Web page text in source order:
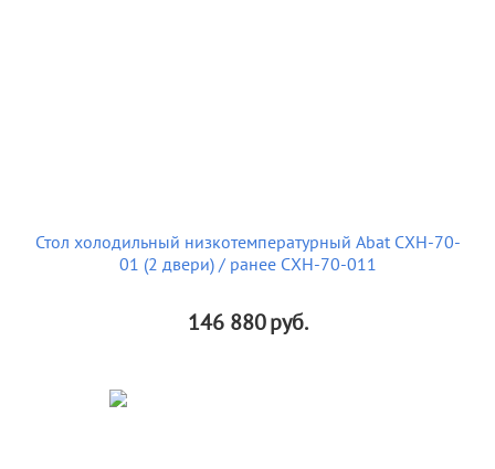
Стол холодильный низкотемпературный Abat СХН-70-
01 (2 двери) / ранее СХН-70-011
146 880руб.